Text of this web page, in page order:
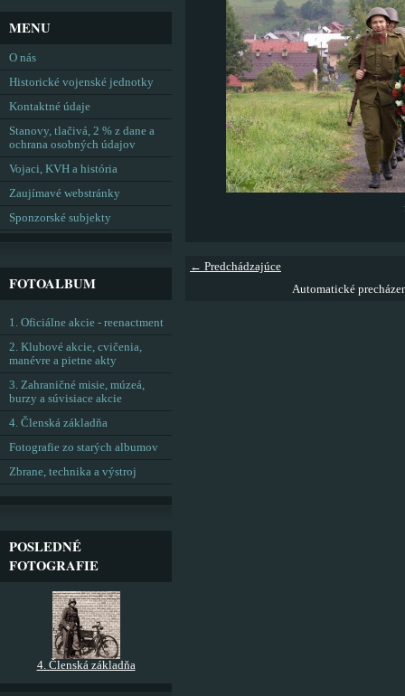
← Predchádzajúce
Automatické
MENU
O nás
Historické vojenské jednotky
Kontaktné údaje
Stanovy, tlačivá, 2 % z dane a
ochrana osobných údajov
Vojaci, KVH a história
Zaujímavé webstránky
Sponzorské subjekty
FOTOALBUM
1. Oficiálne akcie - reenactment
2. Klubové akcie, cvičenia,
manévre a pietne akty
3. Zahraničné misie, múzeá,
burzy a súvisiace akcie
4. Členská základňa
Fotografie zo starých albumov
Zbrane, technika a výstroj
POSLEDNÉ
FOTOGRAFIE
4. Členská základňa